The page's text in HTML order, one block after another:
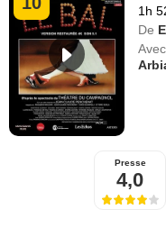
1h
De
Avec
Presse
4,0